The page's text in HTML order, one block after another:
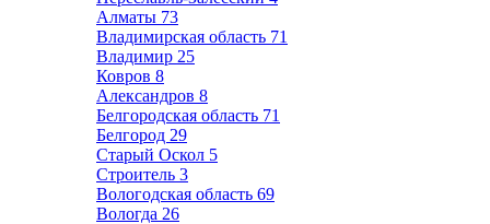
Алматы 73
Владимирская область 71
Владимир 25
Ковров 8
Александров 8
Белгородская область 71
Белгород 29
Старый Оскол 5
Строитель 3
Вологодская область 69
Вологда 26